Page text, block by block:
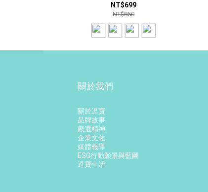
NT$699
NT$850
關於我們
關於逗寶
品牌故事
嚴選精神
企業文化
媒體報導
ESG行動願景與藍圖
逗寶生活